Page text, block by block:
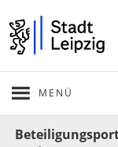
MENÜ